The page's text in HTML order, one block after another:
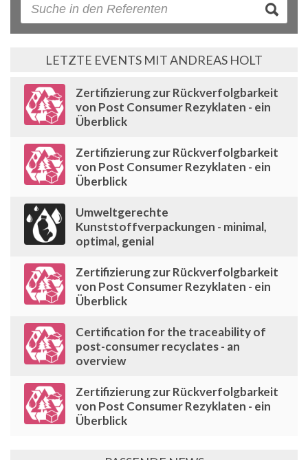
LETZTE EVENTS MIT ANDREAS HOLT
Zertifizierung zur Rückverfolgbarkeit
von Post Consumer Rezyklaten - ein
Überblick
Zertifizierung zur Rückverfolgbarkeit
von Post Consumer Rezyklaten - ein
Überblick
Umweltgerechte
Kunststoffverpackungen - minimal,
optimal, genial
Zertifizierung zur Rückverfolgbarkeit
von Post Consumer Rezyklaten - ein
Überblick
Certification for the traceability of
post-consumer recyclates - an
overview
Zertifizierung zur Rückverfolgbarkeit
von Post Consumer Rezyklaten - ein
Überblick